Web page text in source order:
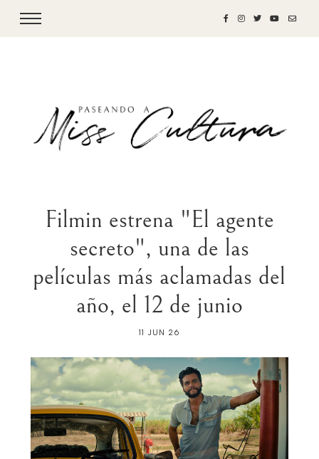
Filmin estrena "El agente
secreto", una de las
películas más aclamadas del
año, el 12 de junio
11 JUN 26